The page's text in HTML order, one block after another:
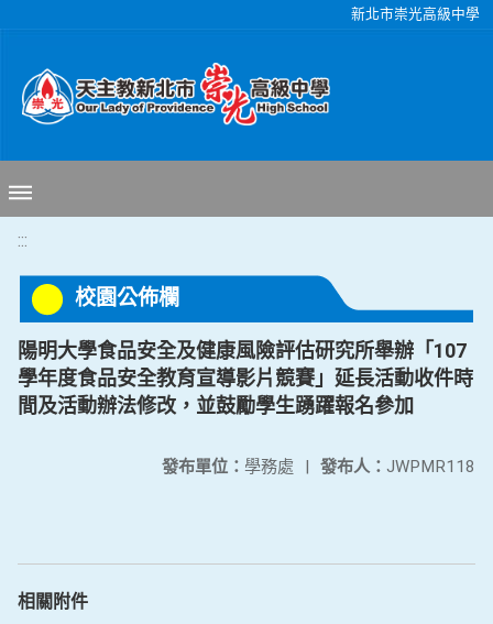
新北市崇光高級中學
:::
校園公佈欄
陽明大學食品安全及健康風險評估研究所舉辦「107
學年度食品安全教育宣導影片競賽」延長活動收件時
間及活動辦法修改，並鼓勵學生踴躍報名參加
發布人： JWPMR118
發布單位： 學務處 |
相關附件